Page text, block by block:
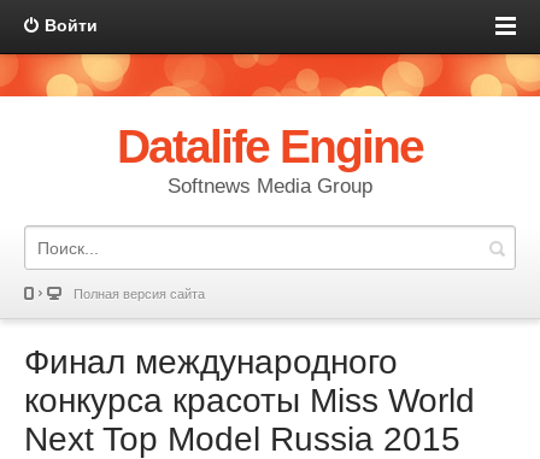
Войти
Datalife Engine
Softnews Media Group
Полная версия сайта
Финал международного
конкурса красоты Miss World
Next Top Model Russia 2015